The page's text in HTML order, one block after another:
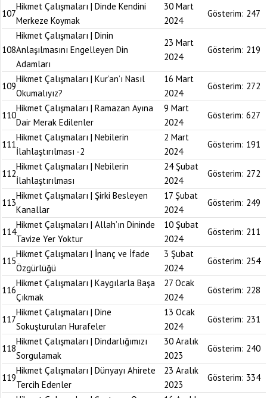
107
Hikmet Çalışmaları | Dinde Kendini
Merkeze Koymak
30 Mart
2024
Gösterim: 247
108
Hikmet Çalışmaları | Dinin
Anlaşılmasını Engelleyen Din
Adamları
23 Mart
2024
Gösterim: 219
109
Hikmet Çalışmaları | Kur’an’ı Nasıl
Okumalıyız?
16 Mart
2024
Gösterim: 272
110
Hikmet Çalışmaları | Ramazan Ayına
Dair Merak Edilenler
9 Mart
2024
Gösterim: 627
111
Hikmet Çalışmaları | Nebilerin
İlahlaştırılması -2
2 Mart
2024
Gösterim: 191
112
Hikmet Çalışmaları | Nebilerin
İlahlaştırılması
24 Şubat
2024
Gösterim: 272
113
Hikmet Çalışmaları | Şirki Besleyen
Kanallar
17 Şubat
2024
Gösterim: 249
114
Hikmet Çalışmaları | Allah’ın Dininde
Tavize Yer Yoktur
10 Şubat
2024
Gösterim: 211
115
Hikmet Çalışmaları | İnanç ve İfade
Özgürlüğü
3 Şubat
2024
Gösterim: 254
116
Hikmet Çalışmaları | Kaygılarla Başa
Çıkmak
27 Ocak
2024
Gösterim: 228
117
Hikmet Çalışmaları | Dine
Sokuşturulan Hurafeler
13 Ocak
2024
Gösterim: 231
118
Hikmet Çalışmaları | Dindarlığımızı
Sorgulamak
30 Aralık
2023
Gösterim: 240
119
Hikmet Çalışmaları | Dünyayı Ahirete
Tercih Edenler
23 Aralık
2023
Gösterim: 334